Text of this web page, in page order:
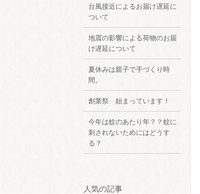
台風接近によるお届け遅延に
ついて
地震の影響による荷物のお届
け遅延について
夏休みは親子で手づくり時
間。
創業祭 始まっています！
今年は蚊のあたり年？？蚊に
刺されないためにはどうす
る？
人気の記事